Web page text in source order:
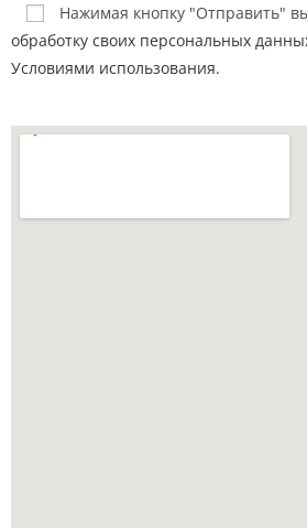
Нажимая кнопку "Отправить"
обработку своих персональных
Условиями использования.